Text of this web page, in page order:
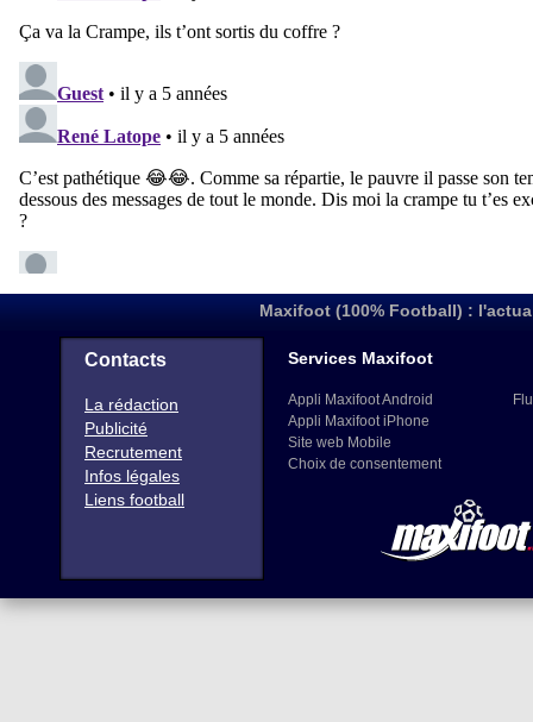
Maxifoot (100% Football) :
Contacts
La rédaction
Publicité
Recrutement
Infos légales
Liens football
Services Maxifoot
Appli Maxifoot Android
Appli Maxifoot iPhone
Site web Mobile
Choix de consentement